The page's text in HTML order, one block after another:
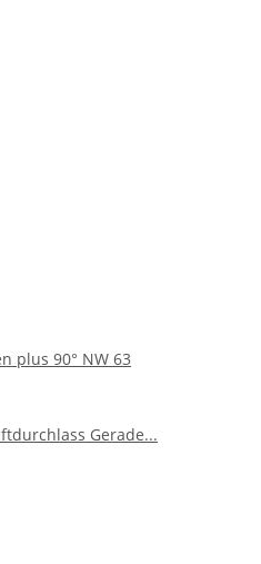
plus 90° NW 63